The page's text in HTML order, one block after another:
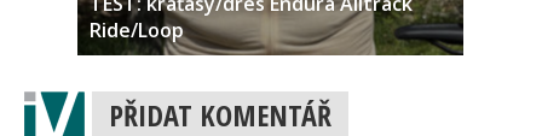
Ride/Loop
PŘIDAT KOMENTÁŘ